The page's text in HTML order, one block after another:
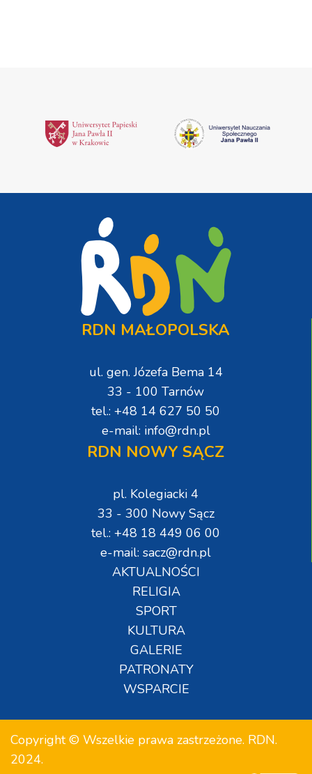
RDN MAŁOPOLSKA
ul. gen. Józefa Bema 14
33 - 100 Tarnów
tel.: +48 14 627 50 50
e-mail: info@rdn.pl
RDN NOWY SĄCZ
pl. Kolegiacki 4
33 - 300 Nowy Sącz
tel.: +48 18 449 06 00
e-mail: sacz@rdn.pl
AKTUALNOŚCI
RELIGIA
SPORT
KULTURA
GALERIE
PATRONATY
WSPARCIE
Copyright © Wszelkie prawa zastrzeżone. RDN.
2024.